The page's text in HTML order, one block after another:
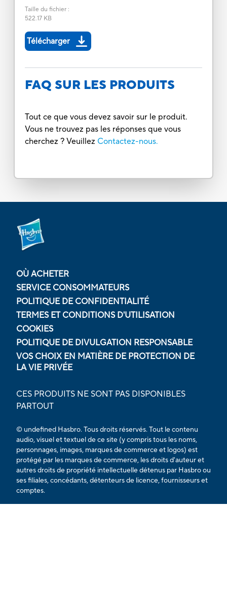
Taille du fichier:
522.17 KB
Télécharger
FAQ SUR LES PRODUITS
Tout ce que vous devez savoir sur le produit.
Vous ne trouvez pas les réponses que vous
cherchez ? Veuillez Contactez-nous.
OÙ ACHETER
SERVICE CONSOMMATEURS
POLITIQUE DE CONFIDENTIALITÉ
TERMES ET CONDITIONS D'UTILISATION
COOKIES
POLITIQUE DE DIVULGATION RESPONSABLE
VOS CHOIX EN MATIÈRE DE PROTECTION DE
LA VIE PRIVÉE
CES PRODUITS NE SONT PAS DISPONIBLES
PARTOUT
© undefined Hasbro. Tous droits réservés. Tout le contenu
audio, visuel et textuel de ce site (y compris tous les noms,
personnages, images, marques de commerce et logos) est
protégé par les marques de commerce, les droits d'auteur et
autres droits de propriété intellectuelle détenus par Hasbro ou
ses filiales, concédants, détenteurs de licence, fournisseurs et
comptes.